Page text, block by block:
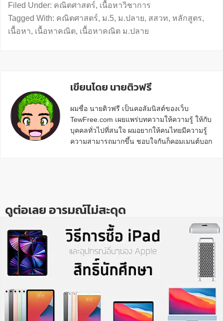
Filed Under: คณิตศาสตร์, เนื้อหาวิชาการ
Tagged With: คณิตศาสตร์, ม.5, ม.ปลาย, สสวท, หลักสูตร,
เนื้อหา, เนื้อหาคณิต, เนื้อหาคณิต ม.ปลาย
เขียนโดย นายติวฟรี
ผมชื่อ นายติวฟรี เป็นคอลัมนิสต์ของเว็บ
TewFree.com เผยแพร่บทความให้ความรู้ ให้กับ
บุคคลทั่วไปที่สนใจ ผมอยากให้คนไทยมีความรู้
ความสามารถมากขึ้น ชอบใจกันก็คอมเมนต์บอก
ดูต่อเลย อารมณ์ไม่สะดุด